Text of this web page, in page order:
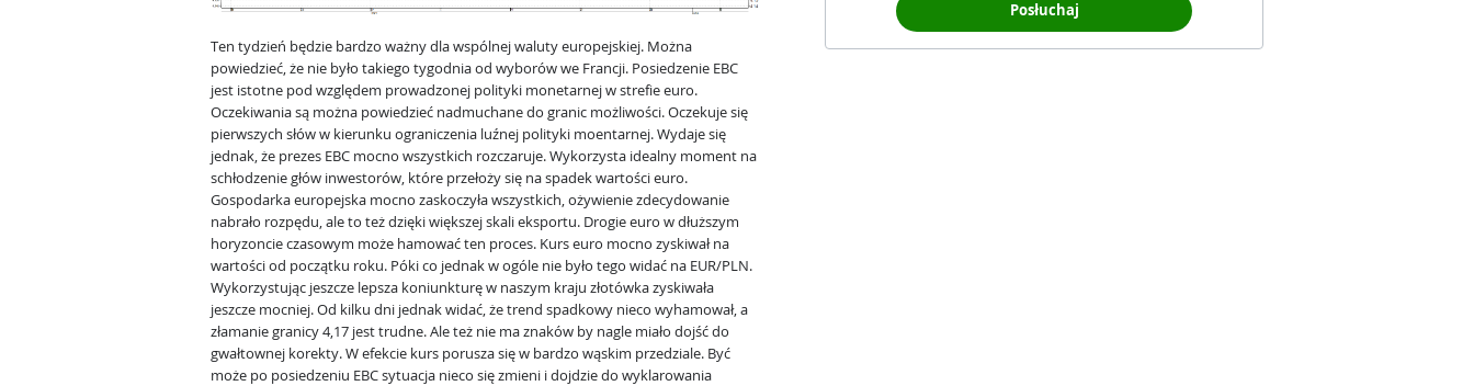
Ten tydzień będzie bardzo ważny dla wspólnej waluty europejskiej. Można
powiedzieć, że nie było takiego tygodnia od wyborów we Francji. Posiedzenie EBC
jest istotne pod względem prowadzonej polityki monetarnej w strefie euro.
Oczekiwania są można powiedzieć nadmuchane do granic możliwości. Oczekuje się
pierwszych słów w kierunku ograniczenia luźnej polityki moentarnej. Wydaje się
jednak, że prezes EBC mocno wszystkich rozczaruje. Wykorzysta idealny moment na
schłodzenie głów inwestorów, które przełoży się na spadek wartości euro.
Gospodarka europejska mocno zaskoczyła wszystkich, ożywienie zdecydowanie
nabrało rozpędu, ale to też dzięki większej skali eksportu. Drogie euro w dłuższym
horyzoncie czasowym może hamować ten proces. Kurs euro mocno zyskiwał na
wartości od początku roku. Póki co jednak w ogóle nie było tego widać na EUR/PLN.
Wykorzystując jeszcze lepsza koniunkturę w naszym kraju złotówka zyskiwała
jeszcze mocniej. Od kilku dni jednak widać, że trend spadkowy nieco wyhamował, a
złamanie granicy 4,17 jest trudne. Ale też nie ma znaków by nagle miało dojść do
gwałtownej korekty. W efekcie kurs porusza się w bardzo wąskim przedziale. Być
może po posiedzeniu EBC sytuacja nieco się zmieni i dojdzie do wyklarowania
Posłuchaj